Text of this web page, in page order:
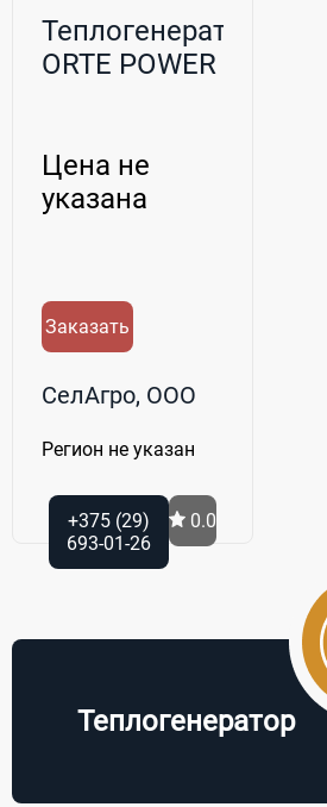
Теплогенератор
ORTE POWER
Цена не
указана
Заказать
СелАгро, ООО
Регион не указан
+375 (29)
693-01-26
0.0
Теплогенератор